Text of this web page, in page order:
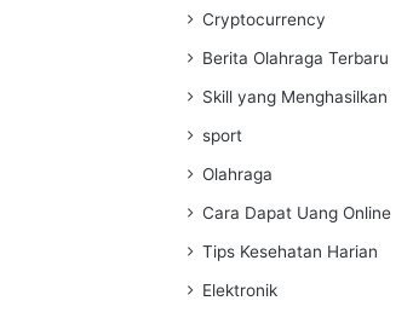
Cryptocurrency
Berita Olahraga Terbaru
Skill yang Menghasilkan
sport
Olahraga
Cara Dapat Uang Online
Tips Kesehatan Harian
Elektronik